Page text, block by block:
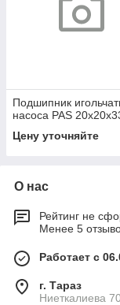
Подшипник
насоса PAS
Цену уточняйте
О нас
Рейтинг не
Менее 5
Работает с
г. Тараз
Ниеткалиева